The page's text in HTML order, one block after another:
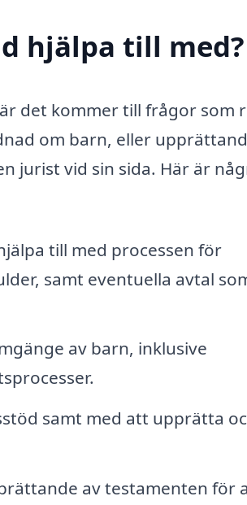
hjälpa till med?
det kommer till frågor som
om barn, eller
jurist vid sin sida. Här är
till med processen för
samt eventuella avtal
av barn, inklusive
samt med att upprätta
av testamenten för